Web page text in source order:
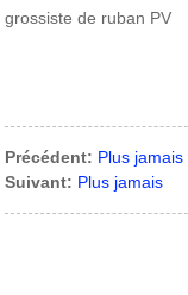
grossiste de ruban PV
Précédent: Plus jamais
Suivant: Plus jamais